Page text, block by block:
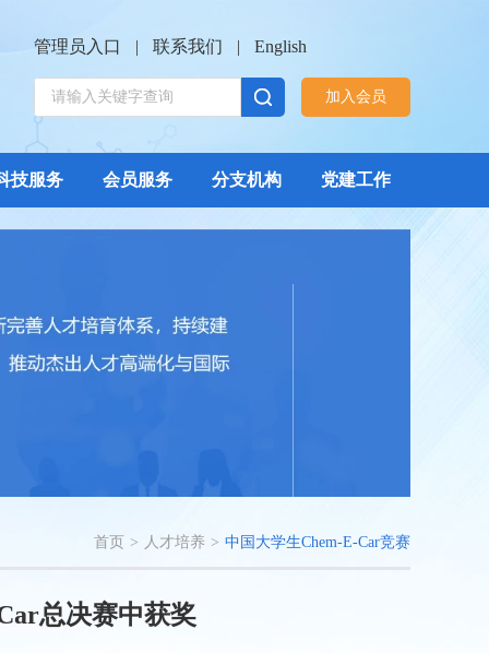
管理员入口 | 联系我们 | English
加入会员
技服务 会员服务 分支机构 党建工作
首页 > 人才培养 > 中国大学生Chem-E-Car竞赛
总决赛中获奖